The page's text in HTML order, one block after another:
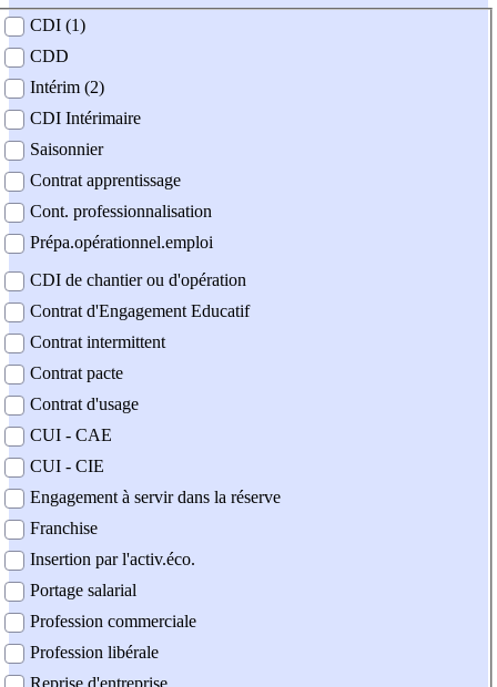
contrat
CDI (1)
CDD
Intérim (2)
CDI Intérimaire
Saisonnier
Contrat apprentissage
Cont. professionnalisation
Prépa.opérationnel.emploi
CDI de chantier ou d'opération
Contrat d'Engagement Educatif
Contrat intermittent
Contrat pacte
Contrat d'usage
CUI - CAE
CUI - CIE
Engagement à servir dans la réserve
Franchise
Insertion par l'activ.éco.
Portage salarial
Profession commerciale
Profession libérale